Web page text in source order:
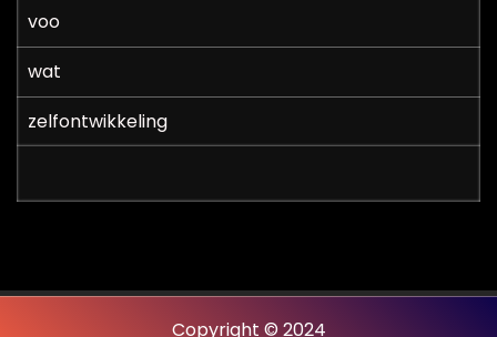
voo
wat
zelfontwikkeling
Copyright © 2024